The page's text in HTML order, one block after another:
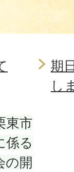
期
し
東市
係る
の開